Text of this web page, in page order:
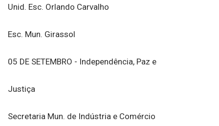
Unid. Esc. Orlando Carvalho
Esc. Mun. Girassol
05 DE SETEMBRO - Independência, Paz e
Justiça
Secretaria Mun. de Indústria e Comércio